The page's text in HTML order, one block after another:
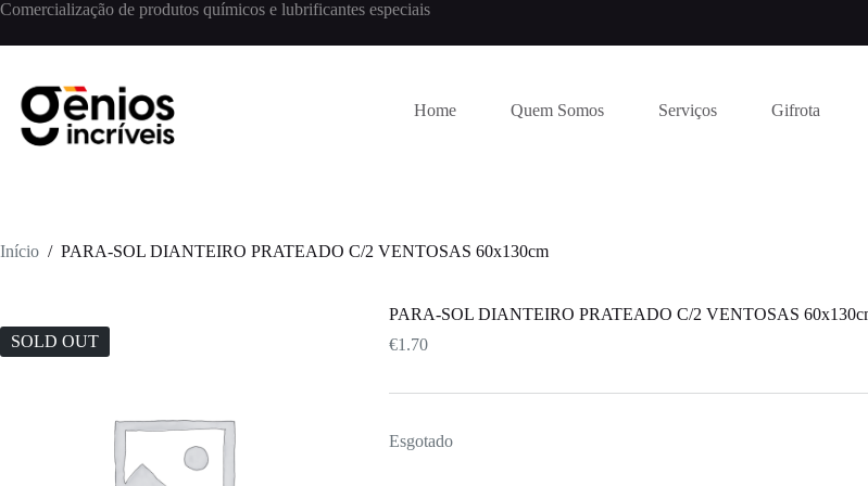
Comercialização de produtos químicos e lubrificantes especiais
Home Quem Somos Serviços Gifrota
Início / PARA-SOL DIANTEIRO PRATEADO C/2 VENTOSAS 60x130cm
SOLD OUT
PARA-SOL DIANTEIRO PRATEADO C/2 VENTOSAS
€1.70
Esgotado